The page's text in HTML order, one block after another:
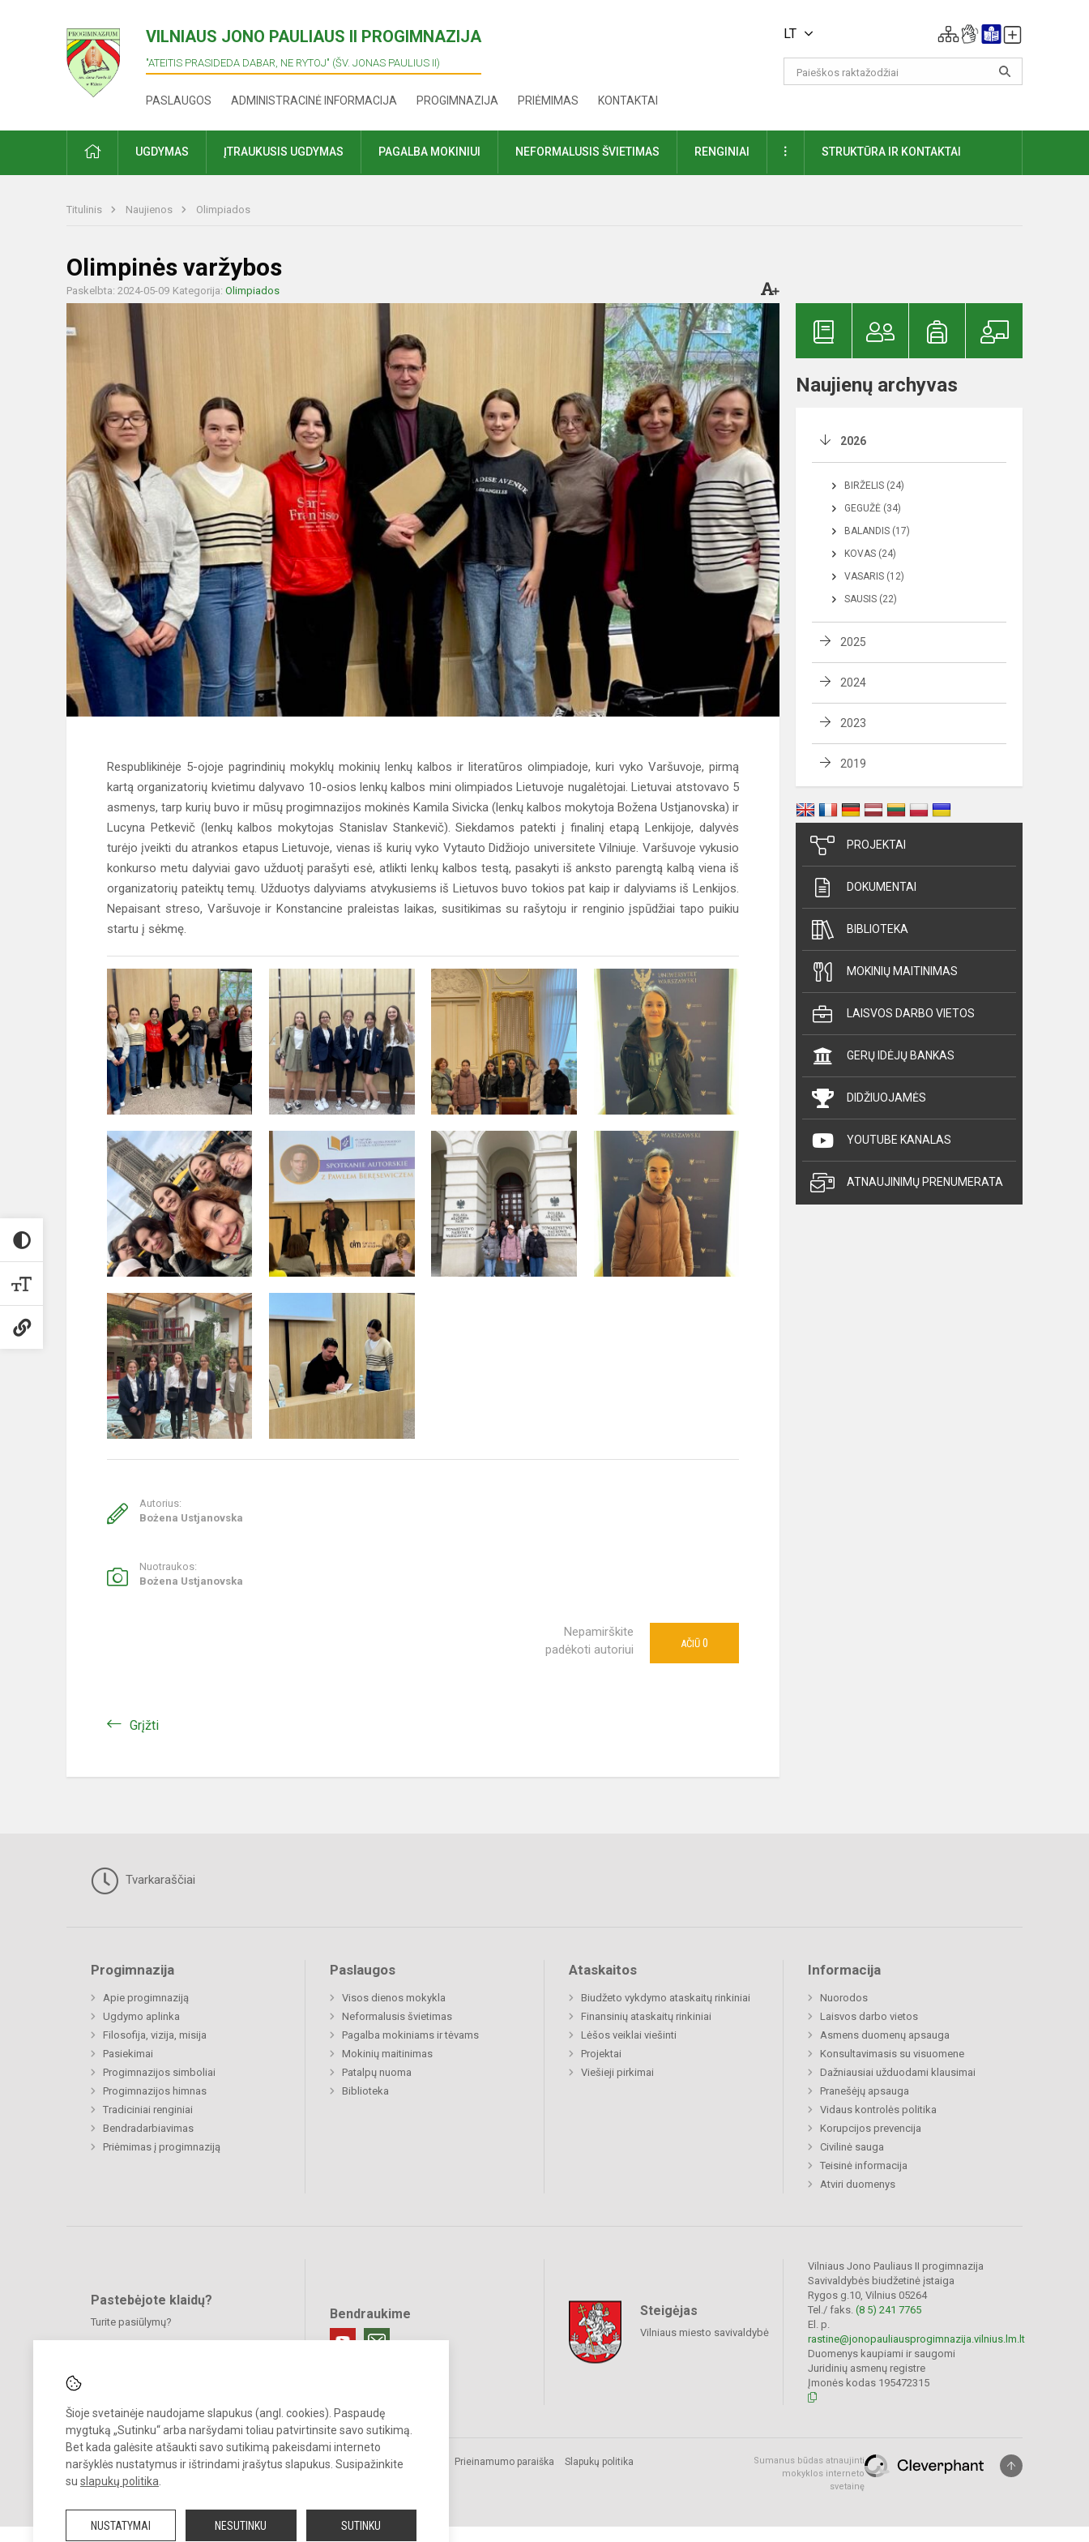
Šioje svetainėje naudojame slapukus (angl. cookies). Paspaudę
mygtuką „Sutinku“ arba naršydami toliau patvirtinsite savo sutikimą.
Bet kada galėsite atšaukti savo sutikimą pakeisdami interneto
naršyklės nustatymus ir ištrindami įrašytus slapukus. Susipažinkite
su slapukų politika
NUSTATYMAI NESUTINKU SUTINKU
VILNIAUS JONO PAULIAUS II PROGIMNAZIJA
"ATEITIS PRASIDEDA DABAR, NE RYTOJ" (ŠV. JONAS PAULIUS II)
PASLAUGOS ADMINISTRACINĖ INFORMACIJA PROGIMNAZIJA PRIĖMIMAS KONTAKTAI
LT
PRADŽIAUGDYMAS ĮTRAUKUSIS UGDYMAS PAGALBA MOKINIUI NEFORMALUSIS ŠVIETIMAS RENGINIAI DAUGIAUSTRUKTŪRA IR KONTAKTAI
Titulinis Naujienos Olimpiados
Olimpinės varžybos
Paskelbta: 2024-05-09 Kategorija: Olimpiados
Respublikinėje 5-ojoje pagrindinių mokyklų mokinių lenkų kalbos ir literatūros olimpiadoje, kuri vyko Varšuvoje, pirmą
kartą organizatorių kvietimu dalyvavo 10-osios lenkų kalbos mini olimpiados Lietuvoje nugalėtojai. Lietuvai atstovavo 5
asmenys, tarp kurių buvo ir mūsų progimnazijos mokinės Kamila Sivicka (lenkų kalbos mokytoja Božena Ustjanovska) ir
Lucyna Petkevič (lenkų kalbos mokytojas Stanislav Stankevič). Siekdamos patekti į finalinį etapą Lenkijoje, dalyvės
turėjo įveikti du atrankos etapus Lietuvoje, vienas iš kurių vyko Vytauto Didžiojo universitete Vilniuje. Varšuvoje vykusio
konkurso metu dalyviai gavo užduotį parašyti esė, atlikti lenkų kalbos testą, pasakyti iš anksto parengtą kalbą viena iš
organizatorių pateiktų temų. Užduotys dalyviams atvykusiems iš Lietuvos buvo tokios pat kaip ir dalyviams iš Lenkijos.
Nepaisant streso, Varšuvoje ir Konstancine praleistas laikas, susitikimas su rašytoju ir renginio įspūdžiai tapo puikiu
startu į sėkmę.
Autorius:
Bożena Ustjanovska
Nuotraukos:
Bożena Ustjanovska
Nepamirškite
padėkoti autoriui
AČIŪ 0
Grįžti
Naujienų archyvas
2026
BIRŽELIS (24)
GEGUŽĖ (34)
BALANDIS (17)
KOVAS (24)
VASARIS (12)
SAUSIS (22)
2025
2024
2023
2019
PROJEKTAI
DOKUMENTAI
BIBLIOTEKA
MOKINIŲ MAITINIMAS
LAISVOS DARBO VIETOS
GERŲ IDĖJŲ BANKAS
DIDŽIUOJAMĖS
YOUTUBE KANALAS
ATNAUJINIMŲ PRENUMERATA
Tvarkaraščiai
Progimnazija
Apie progimnaziją
Ugdymo aplinka
Filosofija, vizija, misija
Pasiekimai
Progimnazijos simboliai
Progimnazijos himnas
Tradiciniai renginiai
Bendradarbiavimas
Priėmimas į progimnaziją
Paslaugos
Visos dienos mokykla
Neformalusis švietimas
Pagalba mokiniams ir tėvams
Mokinių maitinimas
Patalpų nuoma
Biblioteka
Ataskaitos
Biudžeto vykdymo ataskaitų rinkiniai
Finansinių ataskaitų rinkiniai
Lėšos veiklai viešinti
Projektai
Viešieji pirkimai
Informacija
Nuorodos
Laisvos darbo vietos
Asmens duomenų apsauga
Konsultavimasis su visuomene
Dažniausiai užduodami klausimai
Pranešėjų apsauga
Vidaus kontrolės politika
Korupcijos prevencija
Civilinė sauga
Teisinė informacija
Atviri duomenys
Pastebėjote klaidų?
Turite pasiūlymų?
Bendraukime Steigėjas
Vilniaus miesto savivaldybė
Vilniaus Jono Pauliaus II progimnazija
Savivaldybės biudžetinė įstaiga
Rygos g.10, Vilnius 05264
Tel./ faks. (8 5) 241 7765
El. p.
rastine@jonopauliausprogimnazija.vilnius.lm.lt
Duomenys kaupiami ir saugomi
Juridinių asmenų registre
Įmonės kodas 195472315
© 2024. Vilniaus Jono Pauliaus II progimnazija. Visos teisės saugomos.
Kopijuoti turinį be raštiško įstaigos administracijos sutikimo griežtai
draudžiama.
Prieinamumo paraiška Slapukų politika
Sumanus būdas atnaujinti
mokyklos interneto
svetainę